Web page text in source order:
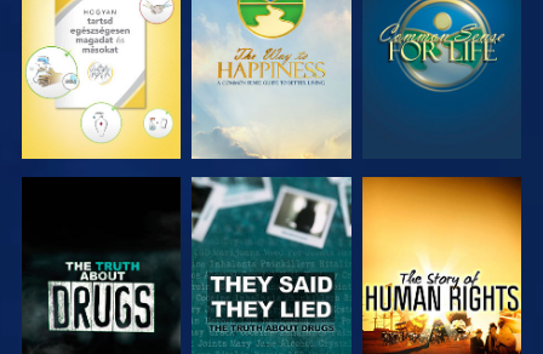
MŰSORNÉZÉS MŰSORNÉZÉS